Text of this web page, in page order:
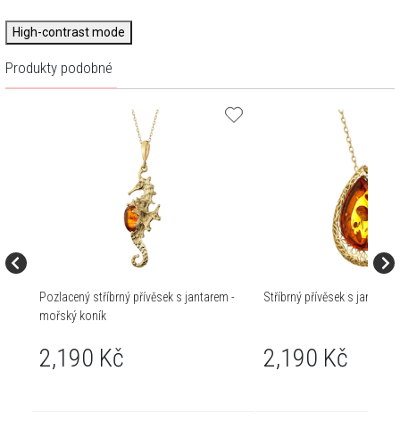
High-contrast mode
Produkty podobné
Pozlacený stříbrný přívěsek s jantarem -
mořský koník
2,190 Kč
Stříbrný přívěsek s jantarem
2,190 Kč